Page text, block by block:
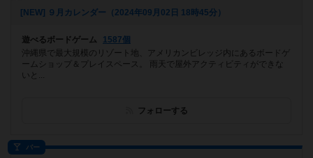
[NEW] ９月カレンダー（2024年09月02日 18時45分）
遊べるボードゲーム
1587個
沖縄県で最大規模のリゾート地、アメリカンビレッジ内にあるボードゲ
ームショップ＆プレイスペース。 雨天で屋外アクティビティができな
いと...
フォローする
バー